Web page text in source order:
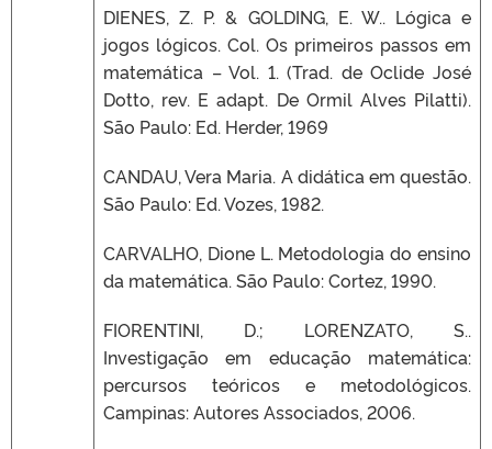
DIENES, Z. P. & GOLDING, E. W.. Lógica e
jogos lógicos. Col. Os primeiros passos em
matemática – Vol. 1. (Trad. de Oclide José
Dotto, rev. E adapt. De Ormil Alves Pilatti).
São Paulo: Ed. Herder, 1969
CANDAU, Vera Maria. A didática em questão.
São Paulo: Ed. Vozes, 1982.
CARVALHO, Dione L. Metodologia do ensino
da matemática. São Paulo: Cortez, 1990.
FIORENTINI, D.; LORENZATO, S..
Investigação em educação matemática:
percursos teóricos e metodológicos.
Campinas: Autores Associados, 2006.